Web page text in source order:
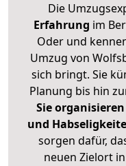
Die
Erfahrung im
Oder und
Umzug von
sich bringt. Sie
Planung bis hin
Sie
und
sorgen dafür,
neuen Zielort